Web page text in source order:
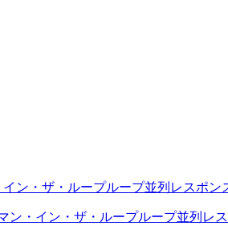
イン・ザ・ループループ並列 レスポン
ン・イン・ザ・ループループ並列 レ